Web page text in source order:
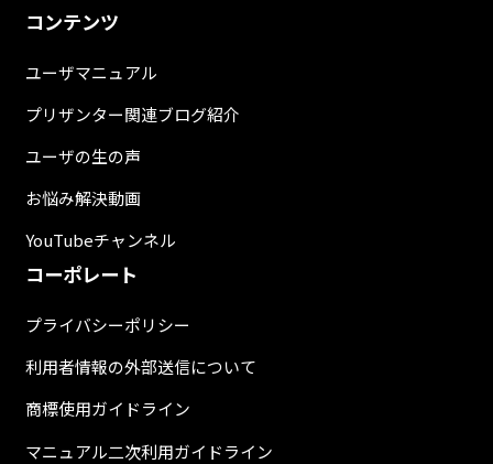
コンテンツ
ユーザマニュアル
プリザンター関連ブログ紹介
ユーザの生の声
お悩み解決動画
YouTubeチャンネル
コーポレート
プライバシーポリシー
利用者情報の外部送信について
商標使用ガイドライン
マニュアル二次利用ガイドライン